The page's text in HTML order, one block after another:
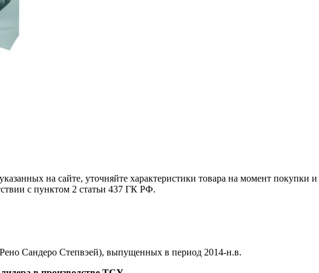
на сайте, уточняйте характеристики товара на момент
с пунктом 2 статьи 437 ГК РФ.
Сандеро Степвэей), выпущенных в период 2014-н.в.